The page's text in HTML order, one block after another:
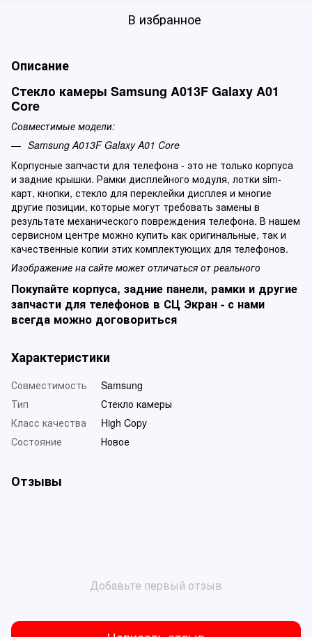
В избранное
Описание
Стекло камеры Samsung A013F Galaxy A01
Core
Совместимые модели:
Samsung A013F Galaxy A01 Core
Корпусные запчасти для телефона - это не только корпуса
и задние крышки. Рамки дисплейного модуля, лотки sim-
карт, кнопки, стекло для переклейки дисплея и многие
другие позиции, которые могут требовать замены в
результате механического повреждения телефона. В нашем
сервисном центре можно купить как оригинальные, так и
качественные копии этих комплектующих для телефонов.
Изображение на сайте может отличаться от реального
Покупайте корпуса, задние панели, рамки и другие
запчасти для телефонов в СЦ Экран - с нами
всегда можно договориться
Характеристики
Совместимость
Samsung
Тип
Стекло камеры
Класс качества
High Copy
Состояние
Новое
Отзывы
Добавьте первый отзыв